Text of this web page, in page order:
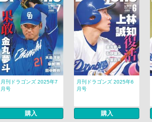
月刊ドラゴンズ 2025年7
月号
購入
月刊ドラゴンズ 2025年6
月号
購入